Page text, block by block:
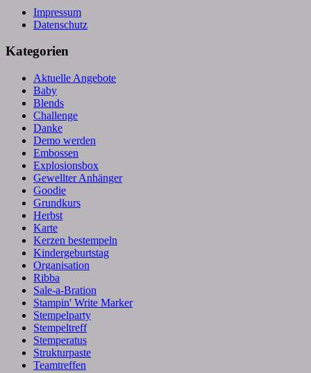
Impressum
Datenschutz
Kategorien
Aktuelle Angebote
Baby
Blends
Challenge
Danke
Demo werden
Embossen
Explosionsbox
Gewellter Anhänger
Goodie
Grundkurs
Herbst
Karte
Kerzen bestempeln
Kindergeburtstag
Organisation
Ribba
Sale-a-Bration
Stampin' Write Marker
Stempelparty
Stempeltreff
Stemperatus
Strukturpaste
Teamtreffen